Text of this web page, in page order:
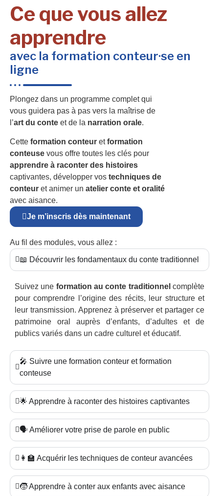
Ce que vous allez
apprendre
avec la formation conteur·se en
ligne
Plongez dans un programme complet qui
vous guidera pas à pas vers la maîtrise de
l’art du conte et de la narration orale.
Cette formation conteur etformation
conteuse vous offre toutes les clés pour
apprendre à raconter des histoires
captivantes, développer vos techniques de
conteur et animer un atelier conte et oralité
avec aisance.
Je m’inscris dès maintenant
Au fil des modules, vous allez :
📖 Découvrir les fondamentaux du conte traditionnel
Suivez une formation au conte traditionnel complète
pour comprendre l’origine des récits, leur structure et
leur transmission. Apprenez à préserver et partager ce
patrimoine oral auprès d’enfants, d’adultes et de
publics variés dans un cadre culturel et éducatif.
🎤 Suivre une formation conteur et formation
conteuse
🌟 Apprendre à raconter des histoires captivantes
🗣️ Améliorer votre prise de parole en public
👩‍🏫 Acquérir les techniques de conteur avancées
🧒 Apprendre à conter aux enfants avec aisance